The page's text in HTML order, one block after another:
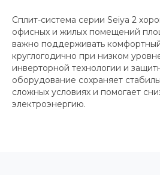
Сплит-система серии Seiya 2
офисных и жилых помещений
важно поддерживать
круглогодично при низком
инверторной технологии и
оборудование сохраняет
сложных условиях и помогает
электроэнергию.